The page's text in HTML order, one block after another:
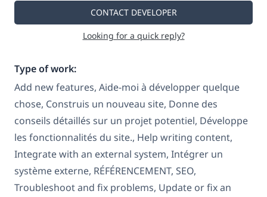
CONTACT DEVELOPER
Looking for a quick reply?
Type of work:
Add new features, Aide-moi à développer quelque
chose, Construis un nouveau site, Donne des
conseils détaillés sur un projet potentiel, Développe
les fonctionnalités du site., Help writing content,
Integrate with an external system, Intégrer un
système externe, RÉFÉRENCEMENT, SEO,
Troubleshoot and fix problems, Update or fix an